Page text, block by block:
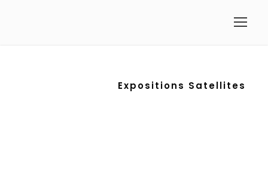
Expositions Satellites